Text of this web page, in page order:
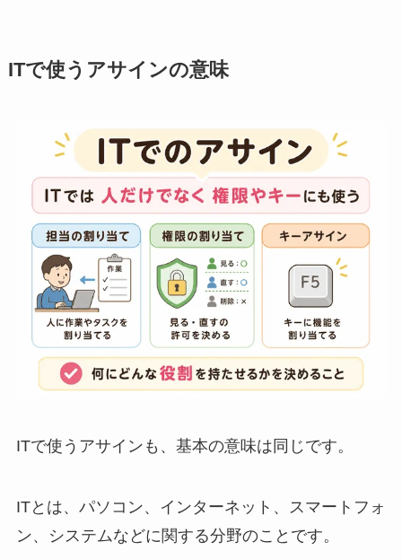
ITで使うアサインの意味
ITで使うアサインも、基本の意味は同じです。
ITとは、パソコン、インターネット、スマートフォ
ン、システムなどに関する分野のことです。